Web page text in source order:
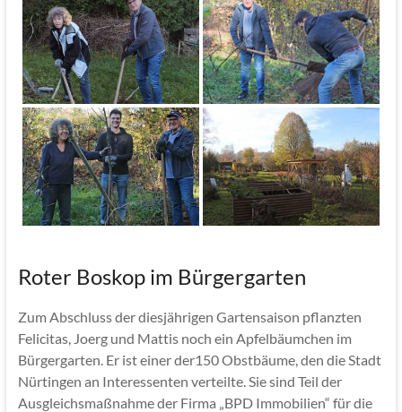
Roter Boskop im Bürgergarten
Zum Abschluss der diesjährigen Gartensaison pflanzten
Felicitas, Joerg und Mattis noch ein Apfelbäumchen im
Bürgergarten. Er ist einer der150 Obstbäume, den die Stadt
Nürtingen an Interessenten verteilte. Sie sind Teil der
Ausgleichsmaßnahme der Firma „BPD Immobilien“ für die